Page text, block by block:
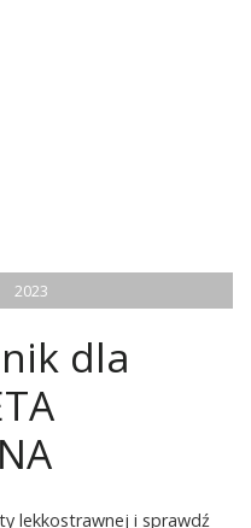
2023
dla
lekkostrawnej i sprawdź